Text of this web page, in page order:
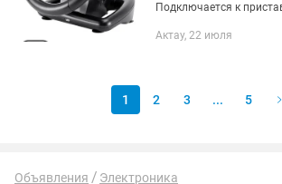
Подключается к
Актау, 22 июля
1 2 3 ... 5
Объявления Электроника